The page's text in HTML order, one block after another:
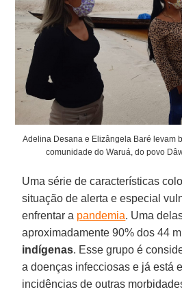
Adelina Desana e Elizângela Baré levam
comunidade do Waruá, do povo
Uma série de características
situação de alerta e especial
enfrentar a pandemia. Uma
aproximadamente 90% dos 44
indígenas. Esse grupo é
a doenças infecciosas e já está
incidências de outras